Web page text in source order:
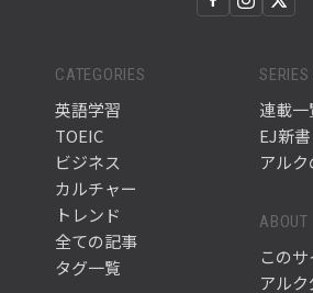
CATEGORIES
英語学習
TOEIC
ビジネス
カルチャー
トレンド
全ての記事
タグ一覧
連載一
EJ新書
アル
ABOUT
この
アル